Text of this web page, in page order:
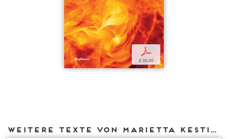
p
€ 30,00
Weitere Texte von Marietta Kesting bei DIAPHANES